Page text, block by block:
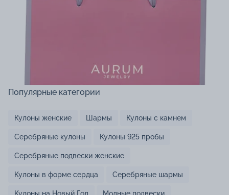
Популярные категории
Кулоны женские Шармы Кулоны с камнем
Серебряные кулоны Кулоны 925 пробы
Серебряные подвески женские
Кулоны в форме сердца Серебряные шармы
Кулоны на Новый Год Модные подвески